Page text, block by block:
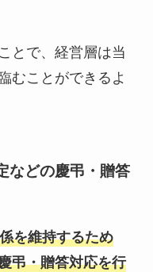
とで、経営層は当
むことができるよ
などの慶弔・贈答
を維持するため
弔・贈答対応を行